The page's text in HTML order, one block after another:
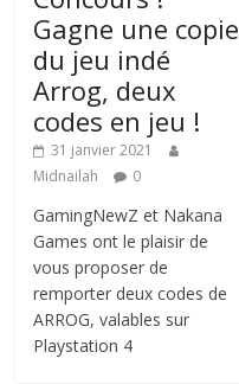
Gagne une copie
du jeu indé
Arrog, deux
codes en jeu !
31 janvier 2021
Midnailah
0
GamingNewZ et Nakana
Games ont le plaisir de
vous proposer de
remporter deux codes de
ARROG, valables sur
Playstation 4